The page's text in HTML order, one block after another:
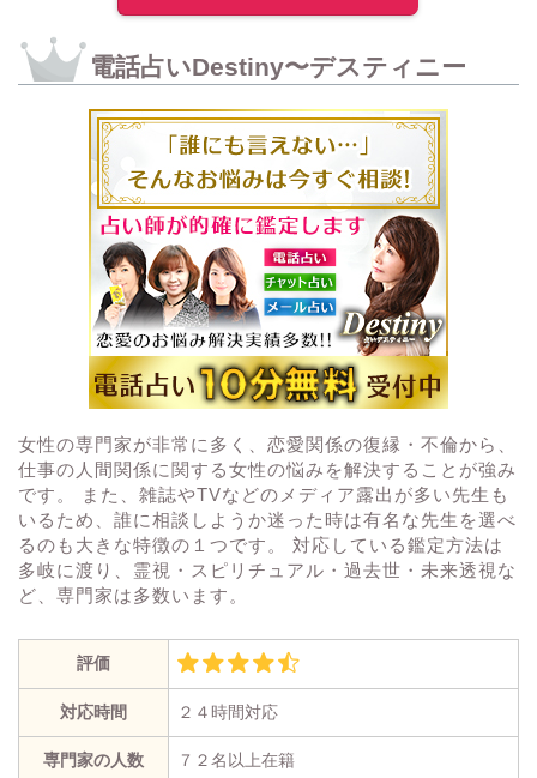
電話占いDestiny〜デスティニー
女性の専門家が非常に多く、恋愛関係の復縁・不倫から、
仕事の人間関係に関する女性の悩みを解決することが強み
です。 また、雑誌やTVなどのメディア露出が多い先生も
いるため、誰に相談しようか迷った時は有名な先生を選べ
るのも大きな特徴の１つです。 対応している鑑定方法は
多岐に渡り、霊視・スピリチュアル・過去世・未来透視な
ど、専門家は多数います。
評価
対応時間 ２４時間対応
専門家の人数 ７２名以上在籍